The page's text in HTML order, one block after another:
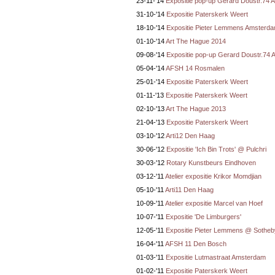
31-10-'14 Expositie Paterskerk Weert
18-10-'14 Expositie Pieter Lemmens
01-10-'14Art The Hague 2014
09-08-'14 Expositie pop-up Gerard Doustr.74
05-04-'14AFSH 14 Rosmalen
25-01-'14 Expositie Paterskerk Weert
01-11-'13 Expositie Paterskerk Weert
02-10-'13Art The Hague 2013
21-04-'13 Expositie Paterskerk Weert
03-10-'12Arti12 Den Haag
30-06-'12 Expositie 'Ich Bin Trots' @ Pulchri
30-03-'12 Rotary Kunstbeurs Eindhoven
03-12-'11 Atelier expositie Krikor Momdjian
05-10-'11 Arti11 Den Haag
10-09-'11 Atelier expositie Marcel van Hoef
10-07-'11 Expositie 'De Limburgers'
12-05-'11 Expositie Pieter Lemmens @
16-04-'11 AFSH 11 Den Bosch
01-03-'11 Expositie Lutmastraat Amsterdam
01-02-'11 Expositie Paterskerk Weert